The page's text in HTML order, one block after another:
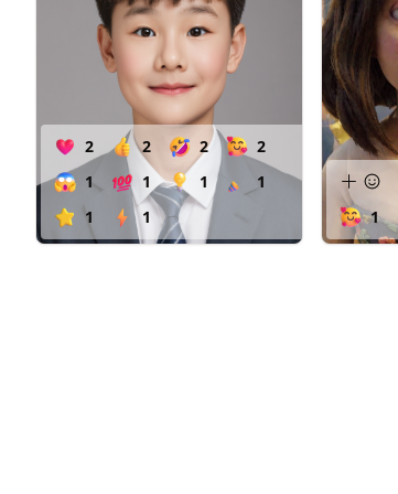
2 2 2
2
1
1 1
1
1
1
1